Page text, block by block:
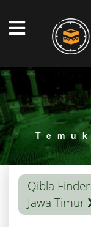
Qibla Finder
Jawa Timur